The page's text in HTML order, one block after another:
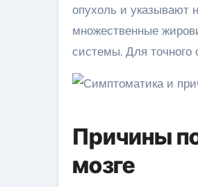
опухоль и указывают
множественные
системы. Для точного
Причины
мозге